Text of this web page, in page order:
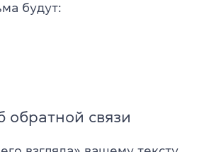
будут:
обратной связи